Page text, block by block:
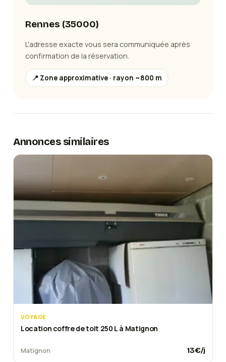
Rennes (35000)
L'adresse exacte vous sera communiquée après
confirmation de la réservation.
📍 Zone approximative · rayon ~800 m
Annonces similaires
VOYAGE
Location coffre de toit 250 L à Matignon
Matignon 13€/j